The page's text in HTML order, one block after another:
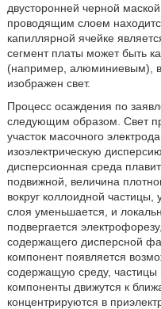
двусторонней черной
проводящим слоем
капиллярной ячейке
сегмент платы может быть
(например, алюминиевым),
изображен свет.
Процесс осаждения по
следующим образом. Свет
участок масочного
изоэлектрическую
дисперсионная среда
подвижной, величина
вокруг коллоидной частицы,
слоя уменьшается, и
подвергается
содержащего дисперсной
компонент появляется
содержащую среду, частицы
компоненты движутся к
концентрируются в